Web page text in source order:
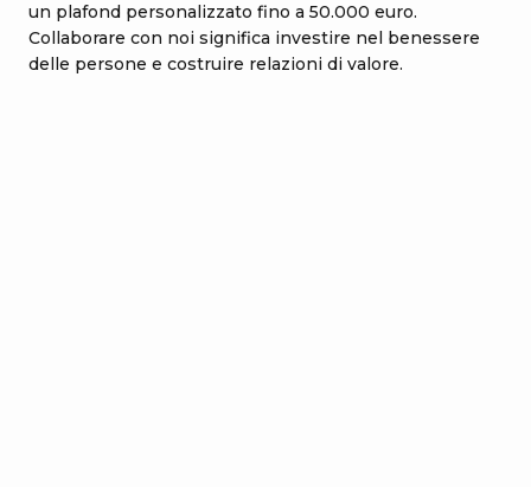
un plafond personalizzato fino a 50.000 euro.
Collaborare con noi significa investire nel benessere
delle persone e costruire relazioni di valore.